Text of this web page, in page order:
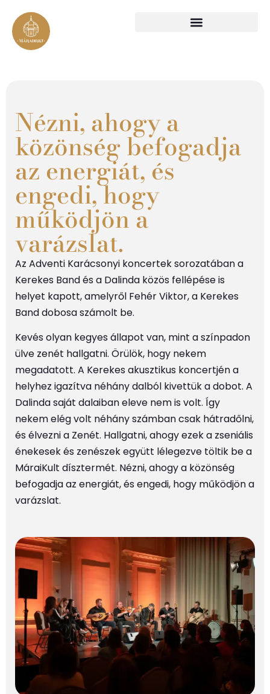
Nézni, ahogy a
közönség befogadja
az energiát, és
engedi, hogy
működjön a
varázslat.
Az Adventi Karácsonyi koncertek sorozatában a
Kerekes Band és a Dalinda közös fellépése is
helyet kapott, amelyről Fehér Viktor, a Kerekes
Band dobosa számolt be.
Kevés olyan kegyes állapot van, mint a színpadon
ülve zenét hallgatni. Örülök, hogy nekem
megadatott. A Kerekes akusztikus koncertjén a
helyhez igazítva néhány dalból kivettük a dobot. A
Dalinda saját dalaiban eleve nem is volt. Így
nekem elég volt néhány számban csak hátradőlni,
és élvezni a Zenét. Hallgatni, ahogy ezek a zseniális
énekesek és zenészek együtt lélegezve töltik be a
MáraiKult dísztermét. Nézni, ahogy a közönség
befogadja az energiát, és engedi, hogy működjön a
varázslat.